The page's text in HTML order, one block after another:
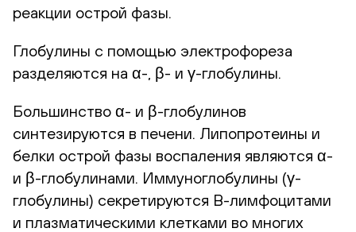
реакции острой фазы.
Глобулины с помощью электрофореза
разделяются на α-, β- и γ-глобулины.
Большинство α- и β-глобулинов
синтезируются в печени. Липопротеины и
белки острой фазы воспаления являются α-
и β-глобулинами. Иммуноглобулины (γ-
глобулины) секретируются В-лимфоцитами
и плазматическими клетками во многих